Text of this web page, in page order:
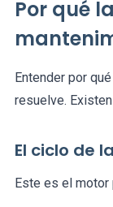
Por qué
Entender por
resuelve.
El ciclo de
Este es el motor